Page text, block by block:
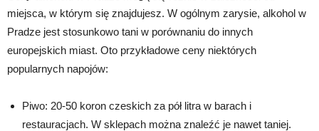
miejsca, w którym się znajdujesz. W ogólnym zarysie, alkohol w
Pradze jest stosunkowo tani w porównaniu do innych
europejskich miast. Oto przykładowe ceny niektórych
popularnych napojów:
Piwo: 20-50 koron czeskich za pół litra w barach i
restauracjach. W sklepach można znaleźć je nawet taniej.